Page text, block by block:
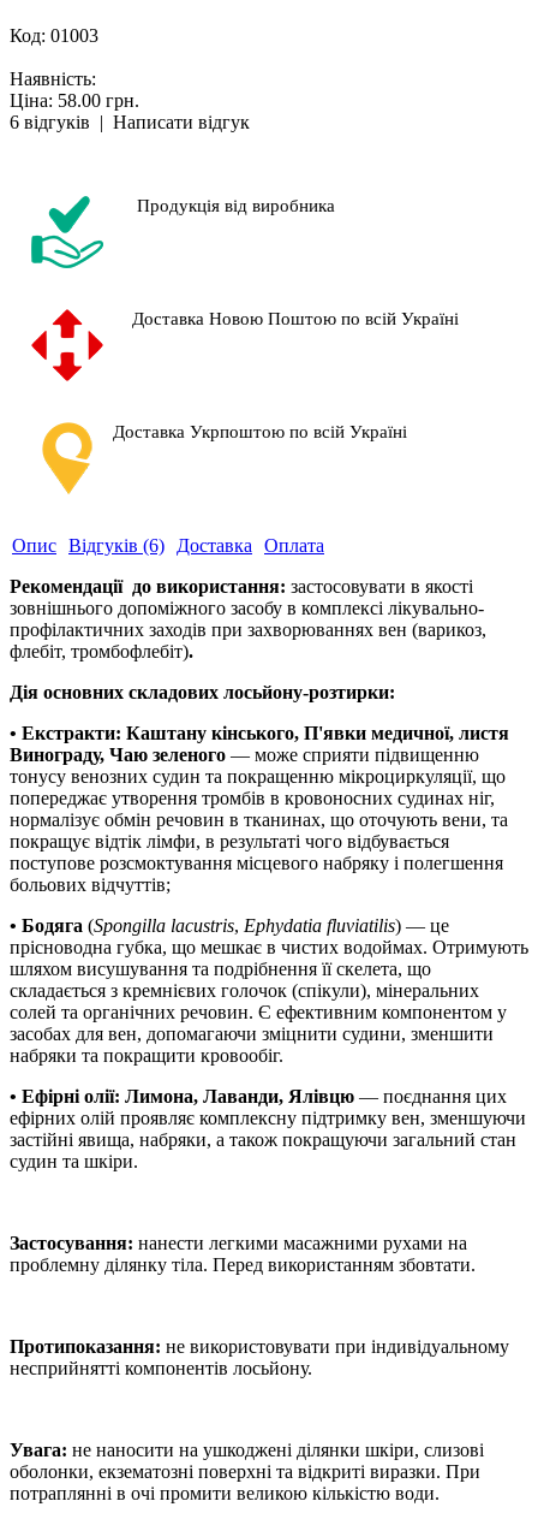
Код: 01003
Наявність:
Ціна: 58.00 грн.
6 відгуків | Написати відгук
Продукція від виробника
Доставка Новою Поштою по всій Україні
Доставка Укрпоштою по всій Україні
Опис Відгуків (6) Доставка
Оплата
Рекомендації до використання: застосовувати в якості
зовнішнього допоміжного засобу в комплексі лікувально-
профілактичних заходів при захворюваннях вен (варикоз,
флебіт, тромбофлебіт).
Дія основних складових лосьйону-розтирки:
• Екстракти: Каштану кінського, П'явки медичної, листя
Винограду, Чаю зеленого — може сприяти підвищенню
тонусу венозних судин та покращенню мікроциркуляції, що
попереджає утворення тромбів в кровоносних судинах ніг,
нормалізує обмін речовин в тканинах, що оточують вени, та
покращує відтік лімфи, в результаті чого відбувається
поступове розсмоктування місцевого набряку і полегшення
больових відчуттів;
• Бодяга (Spongilla lacustris, Ephydatia fluviatilis) — це
прісноводна губка, що мешкає в чистих водоймах. Отримують
шляхом висушування та подрібнення її скелета, що
складається з кремнієвих голочок (спікули), мінеральних
солей та органічних речовин. Є ефективним компонентом у
засобах для вен, допомагаючи зміцнити судини, зменшити
набряки та покращити кровообіг.
• Ефірні олії: Лимона, Лаванди, Ялівцю — поєднання цих
ефірних олій проявляє комплексну підтримку вен, зменшуючи
застійні явища, набряки, а також покращуючи загальний стан
судин та шкіри.
Застосування: нанести легкими масажними рухами на
проблемну ділянку тіла. Перед використанням збовтати.
Протипоказання: не використовувати при індивідуальному
несприйнятті компонентів лосьйону.
Увага: не наносити на ушкоджені ділянки шкіри, слизові
оболонки, екзематозні поверхні та відкриті виразки. При
потраплянні в очі промити великою кількістю води.